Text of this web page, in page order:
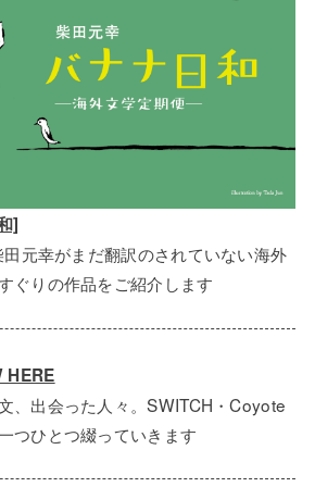
]
元幸がまだ翻訳のされていない海外
ぐりの作品をご紹介します
HERE
、出会った人々。SWITCH・Coyote
ひとつ綴っていきます